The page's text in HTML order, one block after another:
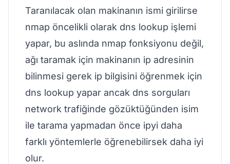
Taranılacak olan makinanın ismi girilirse
nmap öncelikli olarak dns lookup işlemi
yapar, bu aslında nmap fonksiyonu değil,
ağı taramak için makinanın ip adresinin
bilinmesi gerek ip bilgisini öğrenmek için
dns lookup yapar ancak dns sorguları
network trafiğinde gözüktüğünden isim
ile tarama yapmadan önce ipyi daha
farklı yöntemlerle öğrenebilirsek daha iyi
olur.